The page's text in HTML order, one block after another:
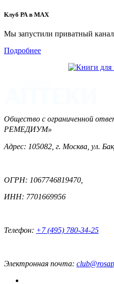
Клуб РА в MAX
Мы запустили приватный
Подробнее
Общество с ограниченной
РЕМЕДИУМ»
Адрес: 105082, г. Москва, ул.
ОГРН: 1067746819470,
ИНН: 7701669956
Телефон: +7 (495) 780-34-25
Электронная почта: